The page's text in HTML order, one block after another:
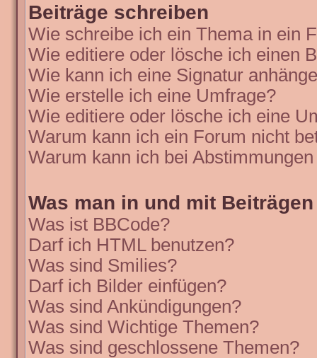
Beiträge schreiben
Wie schreibe ich ein Thema in ein
Wie editiere oder lösche ich einen
Wie kann ich eine Signatur
Wie erstelle ich eine Umfrage?
Wie editiere oder lösche ich eine
Warum kann ich ein Forum nicht
Warum kann ich bei
Was man in und mit
Was ist BBCode?
Darf ich HTML benutzen?
Was sind Smilies?
Darf ich Bilder einfügen?
Was sind Ankündigungen?
Was sind Wichtige Themen?
Was sind geschlossene Themen?